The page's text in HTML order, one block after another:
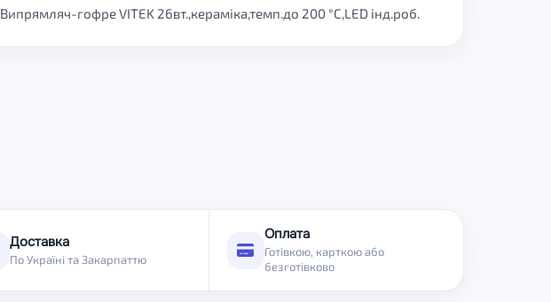
Випрямляч-гофре VITEK 26вт.,кераміка,темп.до 200 °С,LED інд.роб.
Доставка
По Україні та Закарпаттю
Оплата
Готівкою, карткою або
безготівково